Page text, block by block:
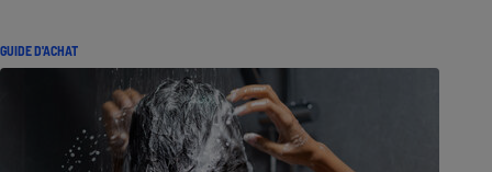
GUIDE D'ACHAT